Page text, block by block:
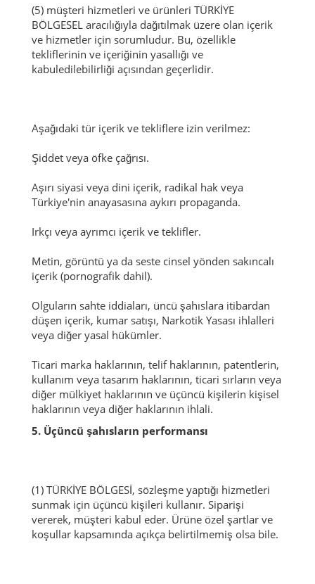
(5) müşteri hizmetleri ve ürünleri TÜRKİYE
BÖLGESEL aracılığıyla dağıtılmak üzere olan içerik
ve hizmetler için sorumludur. Bu, özellikle
tekliflerinin ve içeriğinin yasallığı ve
kabuledilebilirliği açısından geçerlidir.
Aşağıdaki tür içerik ve tekliflere izin verilmez:
Şiddet veya öfke çağrısı.
Aşırı siyasi veya dini içerik, radikal hak veya
Türkiye'nin anayasasına aykırı propaganda.
Irkçı veya ayrımcı içerik ve teklifler.
Metin, görüntü ya da seste cinsel yönden sakıncalı
içerik (pornografik dahil).
Olguların sahte iddiaları, üncü şahıslara itibardan
düşen içerik, kumar satışı, Narkotik Yasası ihlalleri
veya diğer yasal hükümler.
Ticari marka haklarının, telif haklarının, patentlerin,
kullanım veya tasarım haklarının, ticari sırların veya
diğer mülkiyet haklarının ve üçüncü kişilerin kişisel
haklarının veya diğer haklarının ihlali.
5. Üçüncü şahısların performansı
(1) TÜRKİYE BÖLGESİ, sözleşme yaptığı hizmetleri
sunmak için üçüncü kişileri kullanır. Siparişi
vererek, müşteri kabul eder. Ürüne özel şartlar ve
koşullar kapsamında açıkça belirtilmemiş olsa bile.